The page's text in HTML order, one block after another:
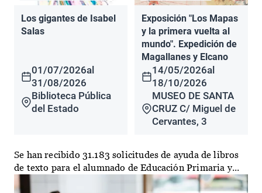
Los gigantes de Isabel
Salas
01/07/2026al
31/08/2026
Biblioteca Pública
del Estado
Exposición "Los Mapas
y la primera vuelta al
mundo". Expedición de
Magallanes y Elcano
14/05/2026al
18/10/2026
MUSEO DE SANTA
CRUZ C/ Miguel de
Cervantes, 3
Se han recibido 31.183 solicitudes de ayuda de libros
de texto para el alumnado de Educación Primaria y...